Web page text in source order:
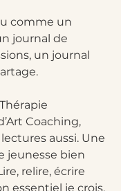
comme un
journal de
un journal
Coaching,
aussi. Une
jeunesse bien
relire, écrire
essentiel je crois.